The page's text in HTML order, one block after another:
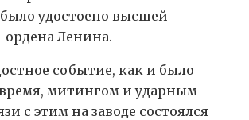
удостоено высшей
Ленина.
событие, как и было
митингом и ударным
с этим на заводе состоялся